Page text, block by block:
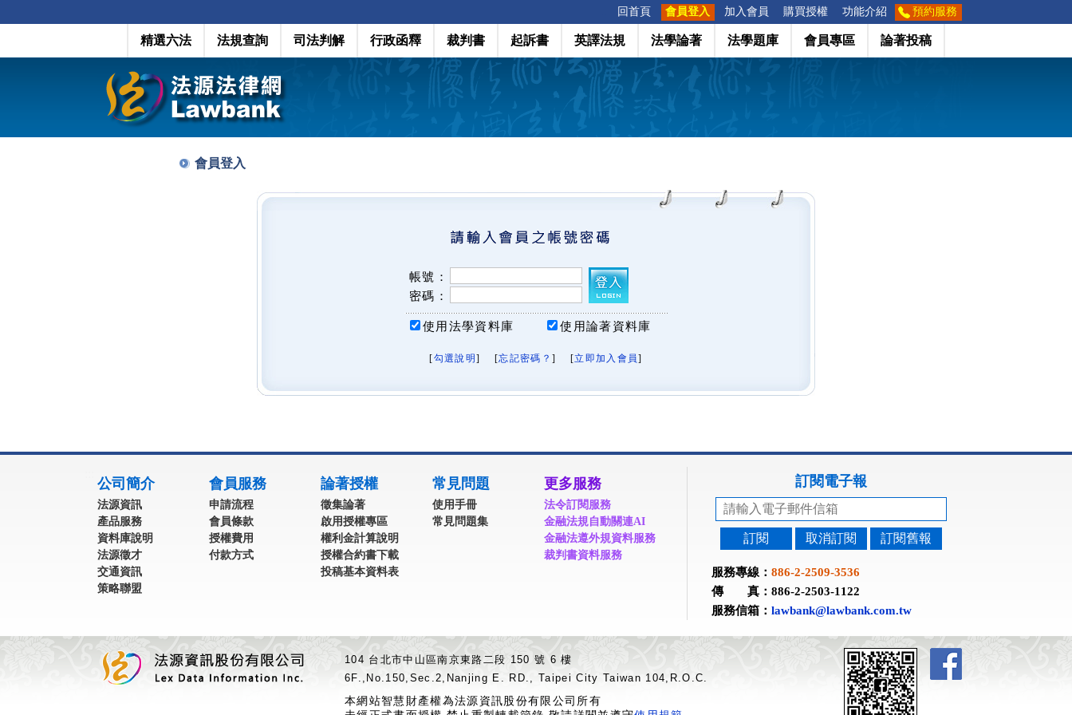
回首頁 會員登入 加入會員 購買授權 功能介紹 預約服務
精選六法 法規查詢 司法判解 行政函釋 裁判書 起訴書 英譯法規 法學論著 法學題庫 會員專區 論著投稿
會員登入
帳號：
密碼：
使用法學資料庫 使用論著資料庫
[勾選說明 ] [忘記密碼？ ] [立即加入會員]
公司簡介
法源資訊
產品服務
資料庫說明
法源徵才
交通資訊
策略聯盟
會員服務
申請流程
會員條款
授權費用
付款方式
論著授權
徵集論著
啟用授權專區
權利金計算說明
授權合約書下載
投稿基本資料表
常見問題
使用手冊
常見問題集
更多服務
法令訂閱服務
金融法規自動關連AI
金融法遵外規資料服務
裁判書資料服務
訂閱電子報
訂閱 取消訂閱 訂閱舊報
服務專線： 886-2-2509-3536
傳 真：886-2-2503-1122
服務信箱： lawbank@lawbank.com.tw
104 台北市中山區南京東路二段 150 號 6 樓
6F.,No.150,Sec.2,Nanjing E. RD., Taipei City Taiwan 104,R.O.C.
本網站智慧財產權為法源資訊股份有限公司所有